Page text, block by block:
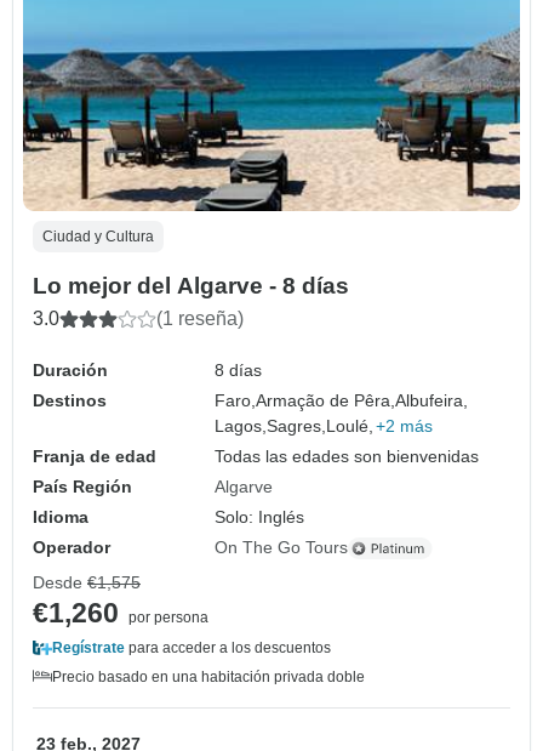
Ciudad y Cultura
Lo mejor del Algarve - 8 días
3.0 (1 reseña)
Duración
8 días
Destinos
Faro,Armação de Pêra,Albufeira,
Lagos,Sagres,Loulé, +2 más
Franja de edad
Todas las edades son bienvenidas
País Región
Algarve
Idioma
Solo: Inglés
Operador
On The Go Tours
Desde €1,575
€1,260
por persona
Regístrate para acceder a los descuentos
Precio basado en una habitación privada doble
23 feb., 2027